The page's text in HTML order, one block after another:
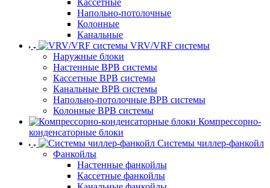
Кассетные
Напольно-потолочные
Колонные
Канальные
VRV/VRF системы
Наружные блоки
Настенные ВРВ системы
Кассетные ВРВ системы
Канальные ВРВ системы
Напольно-потолочные ВРВ системы
Колонные ВРВ системы
Компрессорно-
конденсаторные блоки
Системы чиллер-фанкойл
Фанкойлы
Настенные фанкойлы
Кассетные фанкойлы